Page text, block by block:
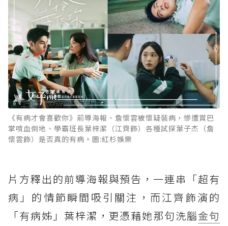
《有病才會喜歡你》前導海報、詹懷雲被懷疑裝病，慘遭賞巴
掌噴血倒地、學霸班長葉梓潔（江齊飾）各種試探葉子杰（詹
懷雲飾）是否真的有病。圖:紅杉娛樂
片方釋出的前導海報與預告，一連串「超有
病」的情節瞬間吸引關注，而江齊飾演的
「有病姊」葉梓潔，更憑藉她那句洗腦金句